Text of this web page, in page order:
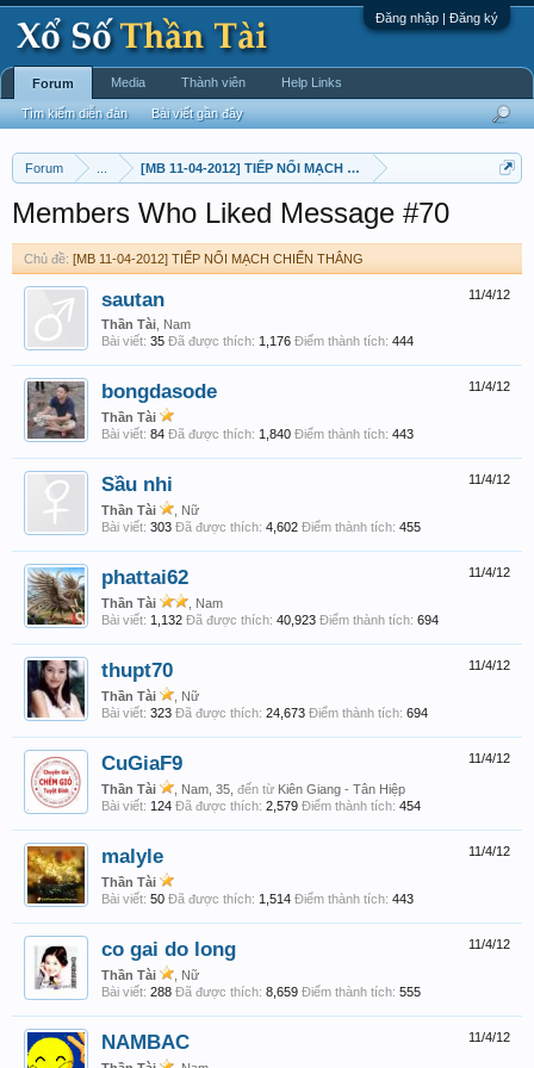
Đăng nhập | Đăng ký
Forum [MB 11-04-2012] TIẾP NỐI MẠCH CHIẾN THẮNG
Members Who Liked Message #70
Chủ đề: [MB 11-04-2012] TIẾP NỐI MẠCH CHIẾN THẮNG
11/4/12
sautan
Thần Tài , Nam
Bài viết: 35 Đã được thích: 1,176 Điểm thành tích: 444
11/4/12
bongdasode
Thần Tài
Bài viết: 84 Đã được thích: 1,840 Điểm thành tích: 443
11/4/12
Sầu nhi
Thần Tài
, Nữ
Bài viết: 303 Đã được thích: 4,602 Điểm thành tích: 455
11/4/12
phattai62
Thần Tài
, Nam
Bài viết: 1,132 Đã được thích: 40,923 Điểm thành tích: 694
11/4/12
thupt70
Thần Tài
, Nữ
Bài viết: 323 Đã được thích: 24,673 Điểm thành tích: 694
11/4/12
CuGiaF9
Thần Tài , Nam, 35, đến từ Kiên Giang - Tân Hiệp
Bài viết: 124 Đã được thích: 2,579 Điểm thành tích: 454
11/4/12
malyle
Thần Tài
Bài viết: 50 Đã được thích: 1,514 Điểm thành tích: 443
11/4/12
co gai do long
Thần Tài
, Nữ
Bài viết: 288 Đã được thích: 8,659 Điểm thành tích: 555
11/4/12
NAMBAC
Forum
Tìm kiếm diễn đàn Bài viết gần đây
Media Thành viên Help Links